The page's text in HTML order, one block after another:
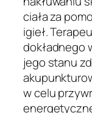
ciała za
igieł.
dokładnego
jego stanu
w celu